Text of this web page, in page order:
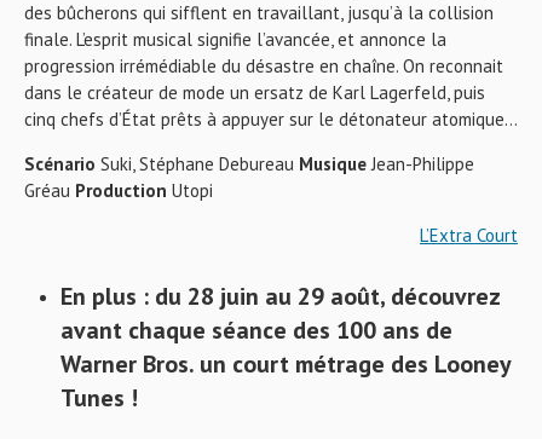
des bûcherons qui sifflent en travaillant, jusqu’à la collision
finale. L’esprit musical signifie l’avancée, et annonce la
progression irrémédiable du désastre en chaîne. On reconnait
dans le créateur de mode un ersatz de Karl Lagerfeld, puis
cinq chefs d’État prêts à appuyer sur le détonateur atomique…
Scénario Suki, Stéphane Debureau MusiqueJean-Philippe
Gréau Production Utopi
L’Extra Court
En plus : du 28 juin au 29 août, découvrez
avant chaque séance des 100 ans de
Warner Bros. un court métrage des Looney
Tunes !